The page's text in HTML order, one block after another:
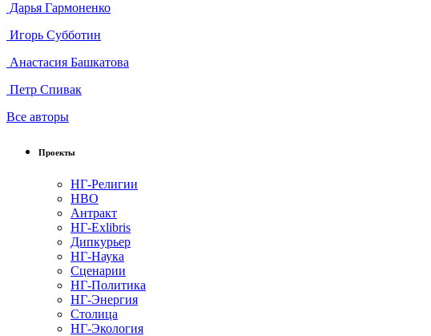
Дарья Гармоненко
Игорь Субботин
Анастасия Башкатова
Петр Спивак
Все авторы
Проекты
НГ-Религии
НВО
Антракт
НГ-Exlibris
Дипкурьер
НГ-Наука
Сценарии
НГ-Политика
НГ-Энергия
Столица
НГ-Экология